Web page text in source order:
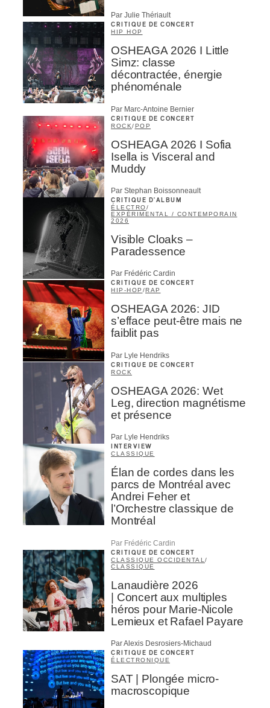
Par Julie Thériault
CRITIQUE DE CONCERT
HIP HOP
OSHEAGA 2026 I Little
Simz: classe
décontractée, énergie
phénoménale
Par Marc-Antoine Bernier
CRITIQUE DE CONCERT
ROCK/POP
OSHEAGA 2026 I Sofia
Isella is Visceral and
Muddy
Par Stephan Boissonneault
CRITIQUE D'ALBUM
ÉLECTRO/
EXPÉRIMENTAL / CONTEMPORAIN
2026
Visible Cloaks –
Paradessence
Par Frédéric Cardin
CRITIQUE DE CONCERT
HIP-HOP /RAP
OSHEAGA 2026: JID
s’efface peut-être mais ne
faiblit pas
Par Lyle Hendriks
CRITIQUE DE CONCERT
ROCK
OSHEAGA 2026: Wet
Leg, direction magnétisme
et présence
Par Lyle Hendriks
INTERVIEW
CLASSIQUE
Élan de cordes dans les
parcs de Montréal avec
Andrei Feher et
l’Orchestre classique de
Montréal
Par Frédéric Cardin
CRITIQUE DE CONCERT
CLASSIQUE OCCIDENTAL /
CLASSIQUE
Lanaudière 2026
| Concert aux multiples
héros pour Marie-Nicole
Lemieux et Rafael Payare
Par Alexis Desrosiers-Michaud
CRITIQUE DE CONCERT
ÉLECTRONIQUE
SAT | Plongée micro-
macroscopique